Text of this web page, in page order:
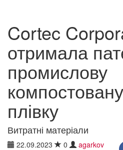
Cortec
отримала
промислову
плівку
Витратні матеріали
22.09.2023 0 agarkov